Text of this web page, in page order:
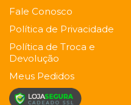
Fale Conosco
Política de Privacidade
Política de Troca e
Devolução
Meus Pedidos